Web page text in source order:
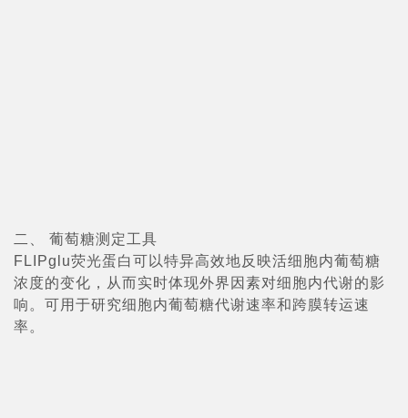
二、 葡萄糖测定工具
FLIPglu荧光蛋白可以特异高效地反映活细胞内葡萄糖
浓度的变化，从而实时体现外界因素对细胞内代谢的影
响。可用于研究细胞内葡萄糖代谢速率和跨膜转运速
率。